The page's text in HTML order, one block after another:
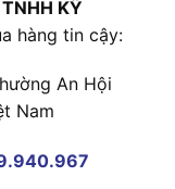
KỸ
hàng tin cậy:
An Hội
Nam